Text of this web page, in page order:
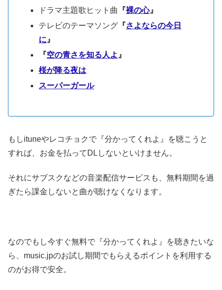
ドラマ主題歌ヒット曲
『裸の心』
テレビのテーマソング 『さよならの今日
に 』
『空の青さを知る人よ 』
桜が降る夜は
スーパーガール
もしituneやレコチョクで『分かってくれよ』を聴こうと
すれば、お金を払ってDLしないといけません。
それにサブスクなどの音楽配信サービスも、無料期間を過
ぎたら課金しないと曲が聴けなくなります。
なのでもし今すぐ無料で『分かってくれよ』を聴きたいな
ら、music.jpのお試し期間でもらえるポイントを利用する
のがお得で安全。